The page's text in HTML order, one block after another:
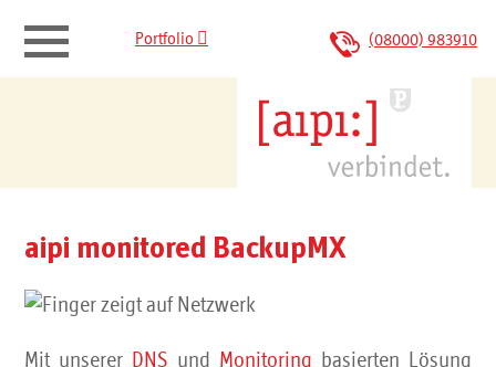
(08000) 983910
Portfolio 
monitored
aipi monitored BackupMX
Mit unserer DNS und Monitoring basierten Lösung